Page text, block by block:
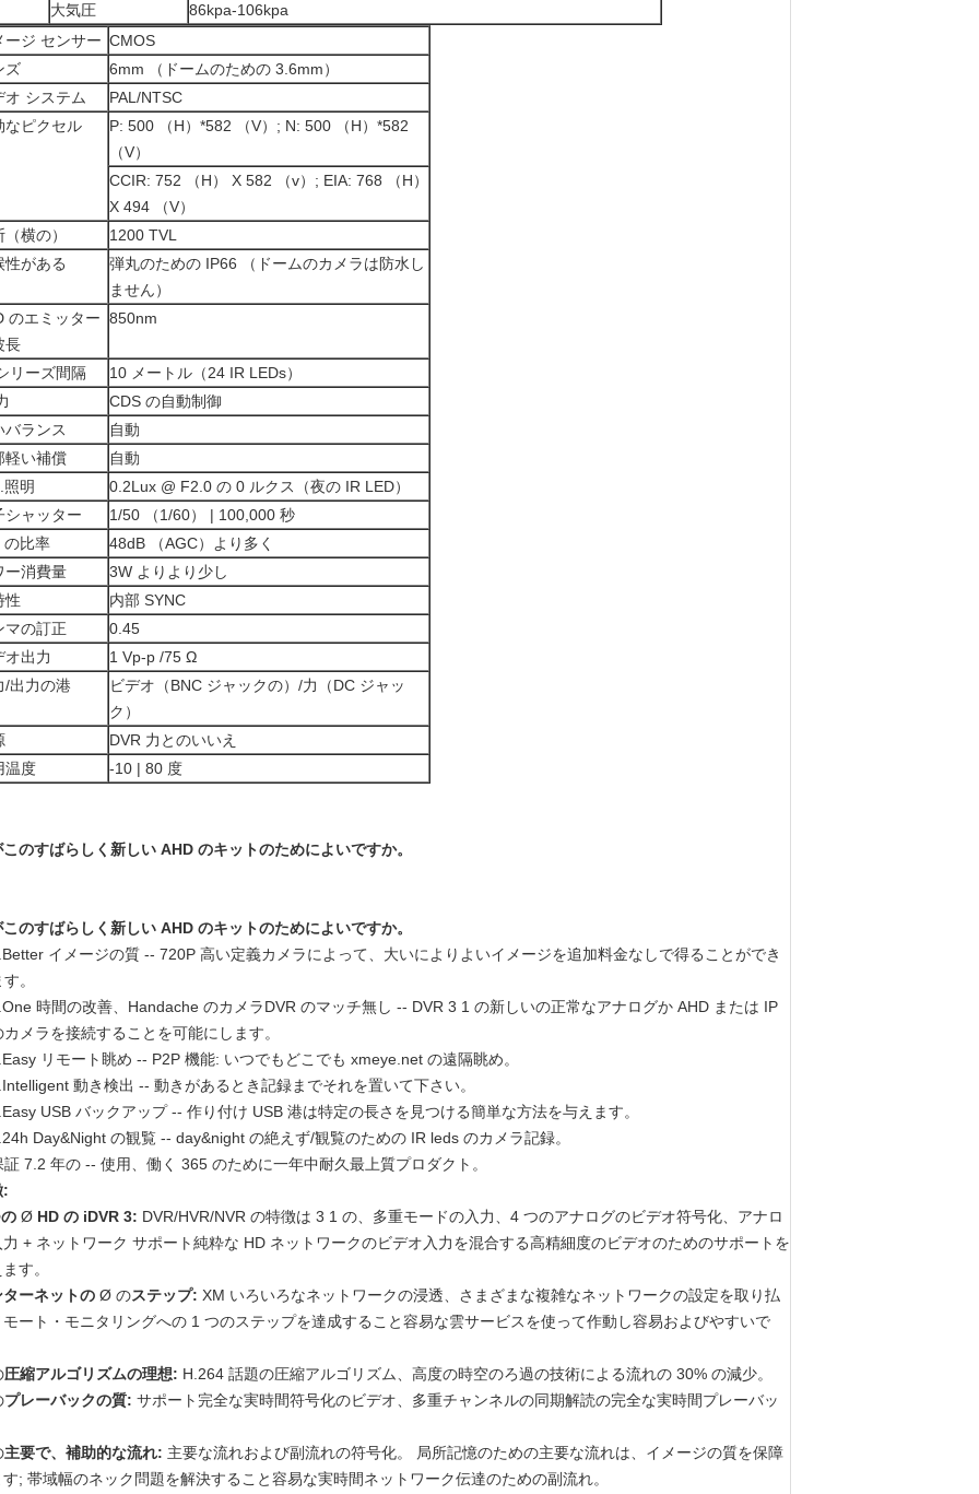
大気圧
86kpa-106kpa
ージ センサー CMOS
ズ
6mm （ドームのための 3.6mm）
オ システム
PAL/NTSC
なピクセル
P: 500 （H）*582 （V）; N: 500 （H）*582
（V）
CCIR: 752 （H） X 582 （v）; EIA: 768 （H）
X 494 （V）
横の）
1200 TVL
性がある
弾丸のための IP66 （ドームのカメラは防水し
ません）
のエミッター
長
850nm
リーズ間隔
10 メートル（24 IR LEDs）
CDS の自動制御
バランス
自動
軽い補償
自動
照明
0.2Lux @ F2.0 の 0 ルクス（夜の IR LED）
シャッター
1/50 （1/60） | 100,000 秒
の比率
48dB （AGC）より多く
ー消費量
3W よりより少し
性
内部 SYNC
マの訂正
0.45
オ出力
1 Vp-p /75 Ω
/出力の港
ビデオ（BNC ジャックの）/力（DC ジャッ
ク）
DVR 力とのいいえ
温度
-10 | 80 度
のすばらしく新しい AHD のキットのためによいですか。
のすばらしく新しい AHD のキットのためによいですか。
イメージの質 -- 720P 高い定義カメラによって、大いによりよいイメージを追加料金なしで得ることができ
す。
時間の改善、Handache のカメラDVR のマッチ無し -- DVR 3 1 の新しいの正常なアナログか AHD または IP
カメラを接続することを可能にします。
リモート眺め -- P2P 機能: いつでもどこでも xmeye.net の遠隔眺め。
動き検出 -- 動きがあるとき記録までそれを置いて下さい。
USB バックアップ -- 作り付け USB 港は特定の長さを見つける簡単な方法を与えます。
Day&Night の観覧 -- day&night の絶えず/観覧のための IR leds のカメラ記録。
証 7.2 年の -- 使用、働く 365 のために一年中耐久最上質プロダクト。
:
Ø HD の iDVR 3: DVR/HVR/NVR の特徴は 3 1 の、多重モードの入力、4 つのアナログのビデオ符号化、アナロ
力 + ネットワーク サポート純粋な HD ネットワークのビデオ入力を混合する高精細度のビデオのためのサポートを
す。
ターネットの Ø のステップ: XM いろいろなネットワークの浸透、さまざまな複雑なネットワークの設定を取り払
モート・モニタリングへの 1 つのステップを達成すること容易な雲サービスを使って作動し容易およびやすいで
圧縮アルゴリズムの理想: H.264 話題の圧縮アルゴリズム、高度の時空のろ過の技術による流れの 30% の減少。
プレーバックの質: サポート完全な実時間符号化のビデオ、多重チャンネルの同期解読の完全な実時間プレーバッ
主要で、補助的な流れ: 主要な流れおよび副流れの符号化。 局所記憶のための主要な流れは、イメージの質を保障
す; 帯域幅のネック問題を解決すること容易な実時間ネットワーク伝達のための副流れ。